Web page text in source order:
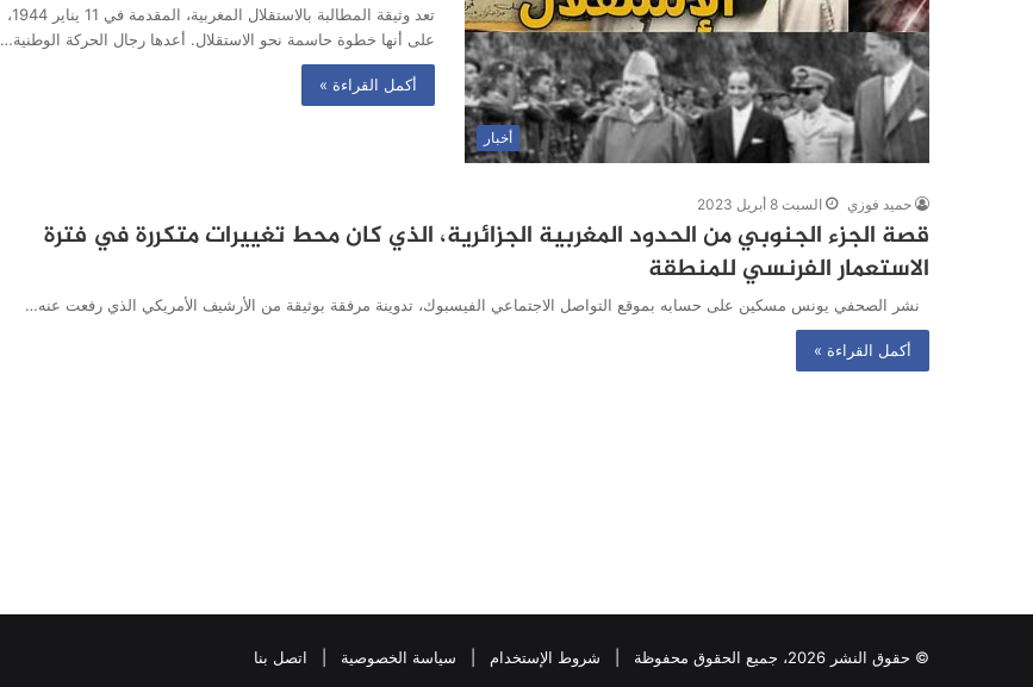
أخبار
تعد وثيقة المطالبة بالاستقلال المغربية، المقدمة في 11 يناير 1944،
على أنها خطوة حاسمة نحو الاستقلال. أعدها رجال الحركة الوطنية…
أكمل القراءة »
حميد فوزي السبت 8 أبريل 2023
قصة الجزء الجنوبي من الحدود المغربية الجزائرية، الذي كان محط تغييرات متكررة في فترة
الاستعمار الفرنسي للمنطقة
نشر الصحفي يونس مسكين على حسابه بموقع التواصل الاجتماعي الفيسبوك، تدوينة مرفقة بوثيقة من الأرشيف الأمريكي الذي رفعت عنه…
أكمل القراءة »
© حقوق النشر 2026، جميع الحقوق محفوظة | شروط الإستخدام سياسة الخصوصية اتصل بنا